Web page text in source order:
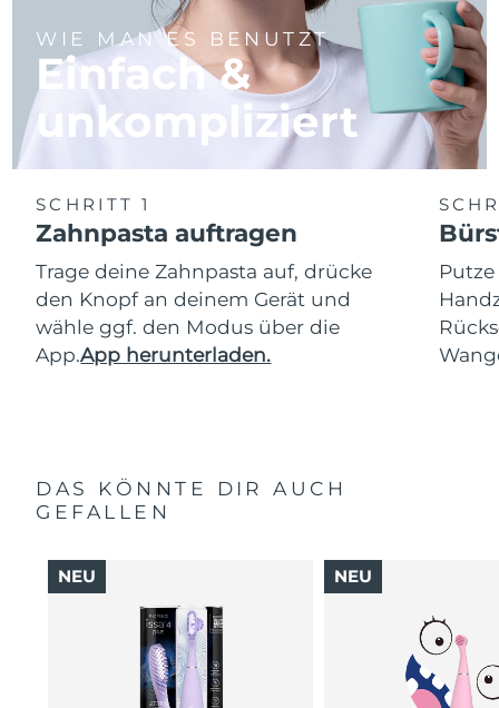
WIE MAN ES BENUTZT
Einfach &
unkompliziert
SCHRITT 1
Zahnpasta auftragen
Trage deine Zahnpasta auf, drücke
den Knopf an deinem Gerät und
wähle ggf. den Modus über die
App.App herunterladen.
DAS KÖNNTE DIR AUCH
GEFALLEN
NEU NEU